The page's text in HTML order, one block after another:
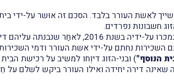
הנוסף") ובני-הזוג דיוְחו למשיב על רכישת
דירה יחידה ואילו העורר ביקש לשלם על